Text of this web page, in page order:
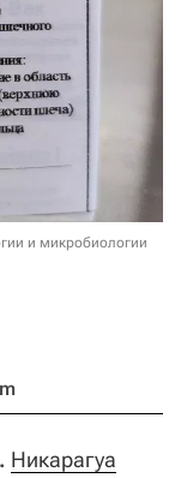
и микробиологии
Никарагуа